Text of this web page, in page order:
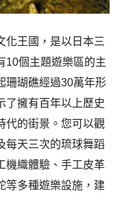
化王國，是以日本三
10個主題遊樂區的主
珊瑚礁經過30萬年形
了擁有百年以上歷史
代的街景。您可以觀
每天三次的琉球舞蹈
機織體驗、手工皮革
等多種遊樂設施，建